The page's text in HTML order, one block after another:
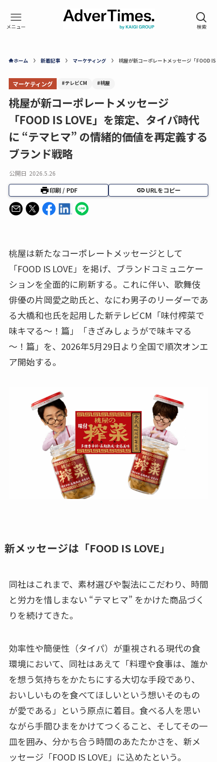
ホーム 新着記事 マーケティング 桃屋が新コーポレートメッセージ「FOOD
マーケティング #テレビCM #桃屋
桃屋が新コーポレートメッセージ
「FOOD IS LOVE」を策定、タイパ時代
に “テマヒマ” の情緒的価値を再定義する
ブランド戦略
公開日 2026.5.26
印刷 / PDF URLをコピー
桃屋は新たなコーポレートメッセージとして
「FOOD IS LOVE」を掲げ、ブランドコミュニケー
ションを全面的に刷新する。これに伴い、歌舞伎
俳優の片岡愛之助氏と、なにわ男子のリーダーであ
る大橋和也氏を起用した新テレビCM「味付榨菜で
味キマる～！篇」「きざみしょうがで味キマる
～！篇」を、2026年5月29日より全国で順次オンエ
ア開始する。
新メッセージは「FOOD IS LOVE」
同社はこれまで、素材選びや製法にこだわり、時間
と労力を惜しまない “テマヒマ” をかけた商品づく
りを続けてきた。
効率性や簡便性（タイパ）が重視される現代の食
環境において、同社はあえて「料理や食事は、誰か
を想う気持ちをかたちにする大切な手段であり、
おいしいものを食べてほしいという想いそのもの
が愛である」という原点に着目。食べる人を思い
ながら手間ひまをかけてつくること、そしてその一
皿を囲み、分かち合う時間のあたたかさを、新メ
ッセージ「FOOD IS LOVE」に込めたという。